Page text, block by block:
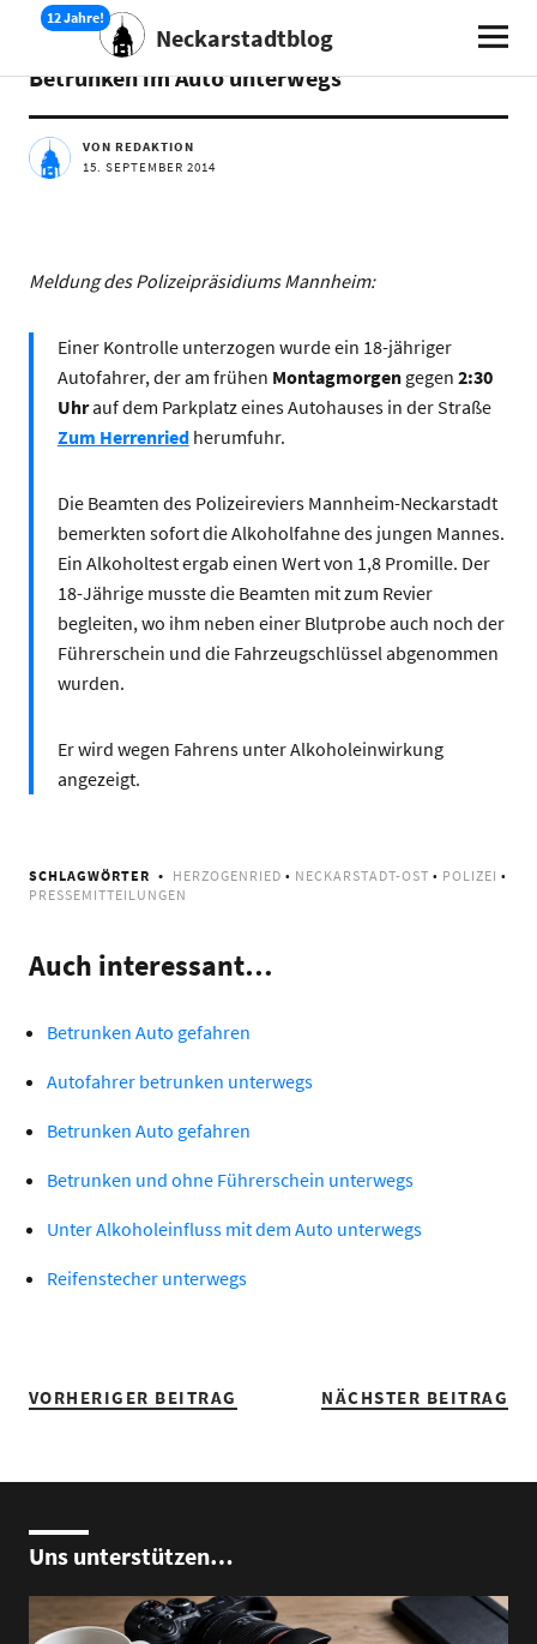
Neckarstadtblog
AKTUELLES
Betrunken im Auto unterwegs
VON REDAKTION
15. SEPTEMBER 2014
Meldung des Polizeipräsidiums Mannheim:
Einer Kontrolle unterzogen wurde ein 18-jähriger
Autofahrer, der am frühen Montagmorgengegen 2:30
Uhrauf dem Parkplatz eines Autohauses in der Straße
Zum Herrenriedherumfuhr.
Die Beamten des Polizeireviers Mannheim-Neckarstadt
bemerkten sofort die Alkoholfahne des jungen Mannes.
Ein Alkoholtest ergab einen Wert von 1,8 Promille. Der
18-Jährige musste die Beamten mit zum Revier
begleiten, wo ihm neben einer Blutprobe auch noch der
Führerschein und die Fahrzeugschlüssel abgenommen
wurden.
Er wird wegen Fahrens unter Alkoholeinwirkung
angezeigt.
SCHLAGWÖRTER HERZOGENRIED • NECKARSTADT-OST • POLIZEI •
PRESSEMITTEILUNGEN
Auch interessant…
Betrunken Auto gefahren
Autofahrer betrunken unterwegs
Betrunken Auto gefahren
Betrunken und ohne Führerschein unterwegs
Unter Alkoholeinfluss mit dem Auto unterwegs
Reifenstecher unterwegs
VORHERIGER BEITRAG NÄCHSTER BEITRAG
Uns unterstützen…